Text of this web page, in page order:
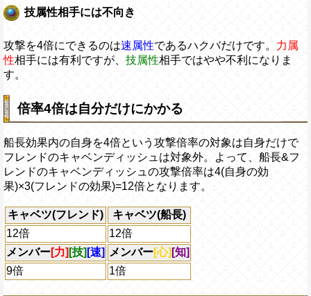
技属性相手には不向き
攻撃を4倍にできるのは速属性であるハクバだけです。 力属
性相手には有利ですが、 技属性相手ではやや不利になりま
す。
倍率4倍は自分だけにかかる
船長効果内の自身を4倍という攻撃倍率の対象は自身だけで
フレンドのキャベンディッシュは対象外。よって、船長&フ
レンドのキャベンディッシュの攻撃倍率は4(自身の効
果)×3(フレンドの効果)=12倍となります。
キャベツ(フレンド)
キャベツ(船長)
12倍
12倍
メンバー[力] [技] [速] メンバー[心] [知]
9倍
1倍